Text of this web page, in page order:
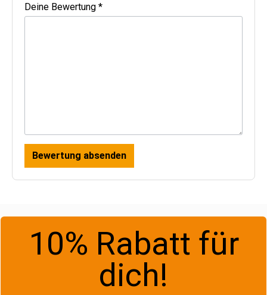
Deine Bewertung *
Bewertung absenden
10% Rabatt für
dich!